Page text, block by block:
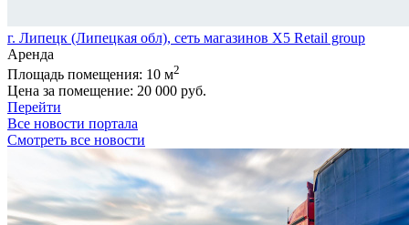
г. Липецк (Липецкая обл), сеть магазинов X5 Retail group
Аренда
Площадь помещения: 10 м2
Цена за помещение: 20 000 руб.
Перейти
Все новости портала
Смотреть все новости